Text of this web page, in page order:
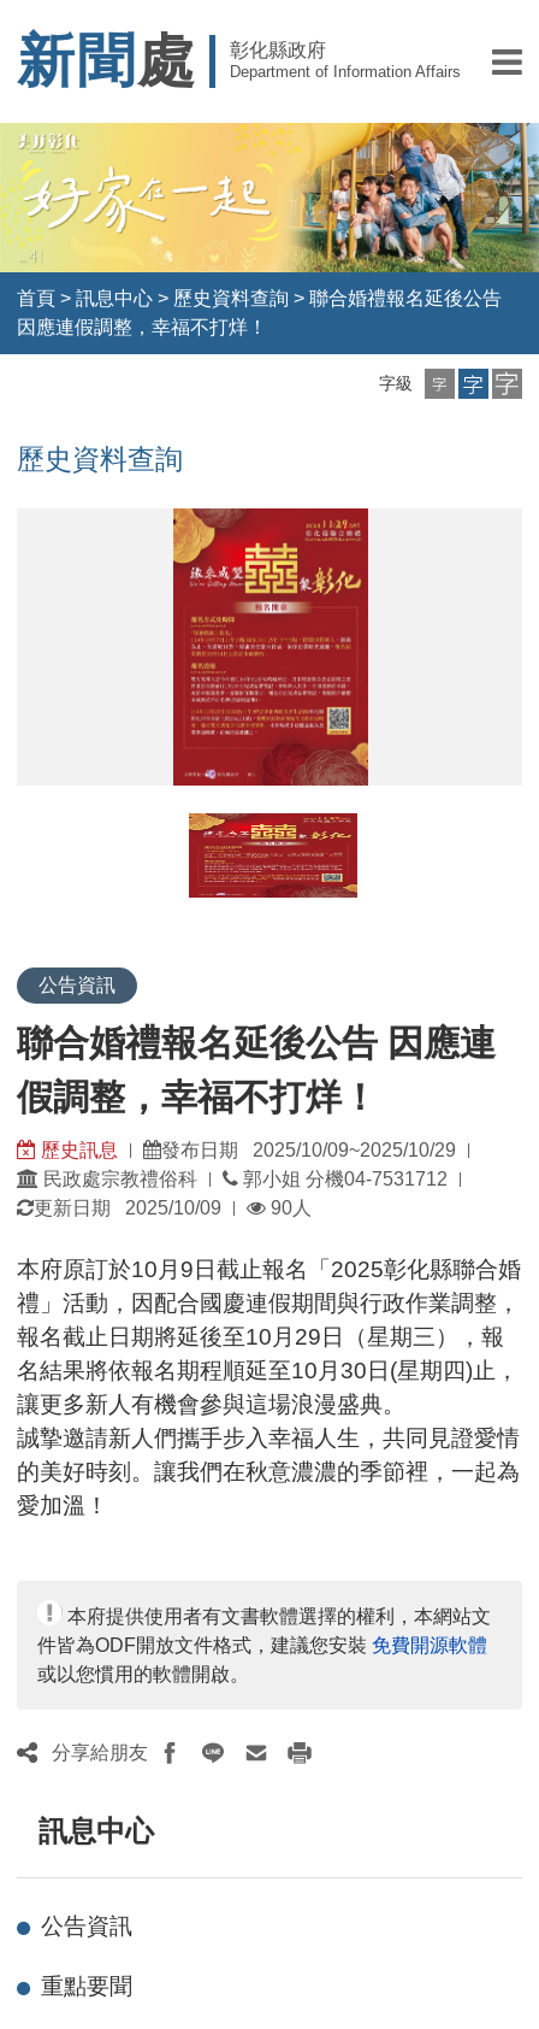
新聞 處 彰化縣政府
Department of Information Affairs
首頁 >訊息中心 > 歷史資料查詢 >聯合婚禮報名延後公告
因應連假調整，幸福不打烊！
字級
小
字
中
字
大
字
訊息中心
公告資訊
重點要聞
歷史資料查詢
公告資訊
聯合婚禮報名延後公告 因應連
假調整，幸福不打烊！
歷史訊息 | 發布日期 2025/10/09~2025/10/29 |
發
佈
位：
民政處宗教禮俗科 |
發
佈
期：
郭小姐 分機04-7531712 |
更新日期 2025/10/09 |
瀏
人
數：
90人
本府原訂於10月9日截止報名「2025彰化縣聯合婚
禮」活動，因配合國慶連假期間與行政作業調整，
報名截止日期將延後至10月29日（星期三），報
名結果將依報名期程順延至10月30日(星期四)止，
讓更多新人有機會參與這場浪漫盛典。
誠摯邀請新人們攜手步入幸福人生，共同見證愛情
的美好時刻。讓我們在秋意濃濃的季節裡，一起為
愛加溫！
本府提供使用者有文書軟體選擇的權利，本網站文
件皆為ODF開放文件格式，建議您安裝 免費開源軟體
或以您慣用的軟體開啟。
分享給朋友